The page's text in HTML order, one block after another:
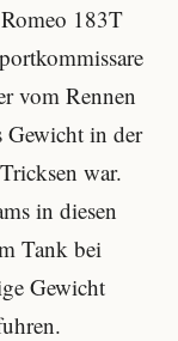
183T
vom Rennen
Gewicht in der
war.
in diesen
Tank bei
Gewicht